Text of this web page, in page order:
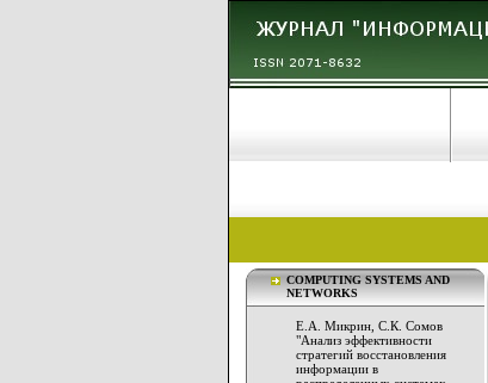
COMPUTING SYSTEMS AND
NETWORKS
Е.А. Микрин, С.К. Сомов
"Анализ эффективности
стратегий восстановления
информации в